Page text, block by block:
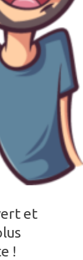
et
!